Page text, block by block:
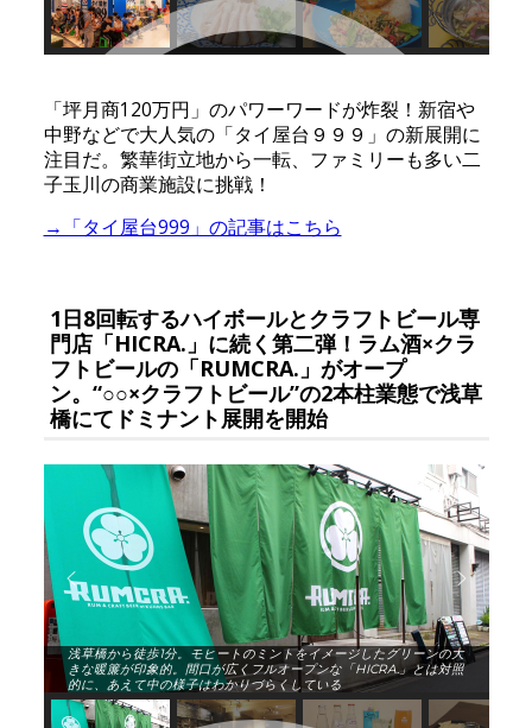
「坪月商120万円」のパワーワードが炸裂！新宿や
中野などで大人気の「タイ屋台９９９」の新展開に
注目だ。繁華街立地から一転、ファミリーも多い二
子玉川の商業施設に挑戦！
→「タイ屋台999」の記事はこちら
1日8回転するハイボールとクラフトビール専
門店「HICRA.」に続く第二弾！ラム酒×クラ
フトビールの「RUMCRA.」がオープ
ン。“○○×クラフトビール”の2本柱業態で浅草
橋にてドミナント展開を開始
浅草橋から徒歩1分。モヒートのミントをイメージしたグリーンの大
きな暖簾が印象的。間口が広くフルオープンな「HICRA.」とは対照
的に、あえて中の様子はわかりづらくしている